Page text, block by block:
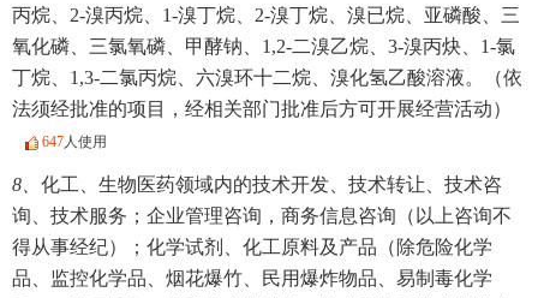
丙烷、2-溴丙烷、1-溴丁烷、2-溴丁烷、溴已烷、亚磷酸、三
氧化磷、三氯氧磷、甲酵钠、1,2-二溴乙烷、3-溴丙炔、1-氯
丁烷、1,3-二氯丙烷、六溴环十二烷、溴化氢乙酸溶液。（依
法须经批准的项目，经相关部门批准后方可开展经营活动）
647人使用
8、 化工、生物医药领域内的技术开发、技术转让、技术咨
询、技术服务；企业管理咨询，商务信息咨询（以上咨询不
得从事经纪）；化学试剂、化工原料及产品（除危险化学
品、监控化学品、烟花爆竹、民用爆炸物品、易制毒化学